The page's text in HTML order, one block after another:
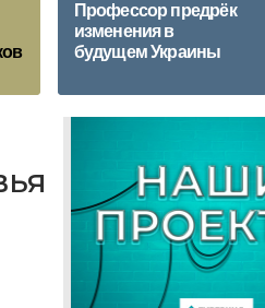
Профессор предрёк
изменения в
будущем Украины